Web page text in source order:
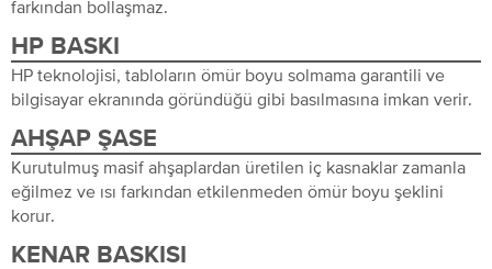
farkından bollaşmaz.
HP BASKI
HP teknolojisi, tabloların ömür boyu solmama garantili ve
bilgisayar ekranında göründüğü gibi basılmasına imkan verir.
AHŞAP ŞASE
Kurutulmuş masif ahşaplardan üretilen iç kasnaklar zamanla
eğilmez ve ısı farkından etkilenmeden ömür boyu şeklini
korur.
KENAR BASKISI